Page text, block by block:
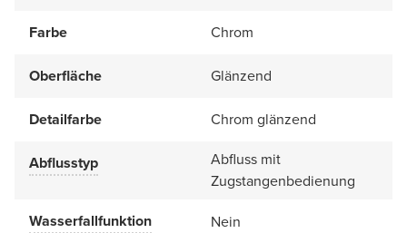
Farbe Chrom
Oberfläche Glänzend
Detailfarbe Chrom glänzend
Abflusstyp
Abfluss mit
Zugstangenbedienung
Wasserfallfunktion
Nein